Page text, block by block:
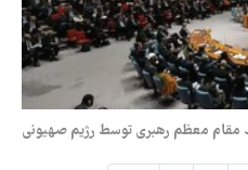
مقام معظم رهبری توسط رژیم صهیونی